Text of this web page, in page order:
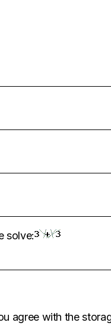
solve:
agree with the